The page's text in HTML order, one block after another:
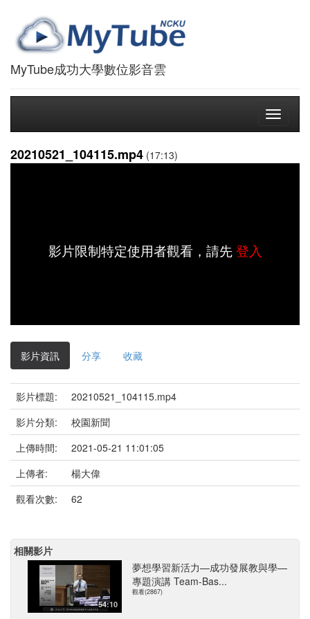
MyTube成功大學數位影音雲
Toggle
20210521_104115.mp4 (17:13)
影片限制特定使用者觀看，請先登入
影片資訊 分享 收藏
影片標題:
20210521_104115.mp4
影片分類:
校園新聞
上傳時間:
2021-05-21 11:01:05
上傳者:
楊大偉
觀看次數:
62
相關影片
54:10
夢想學習新活力—成功發展教與學—
專題演講 Team-Bas...
觀看(2867)